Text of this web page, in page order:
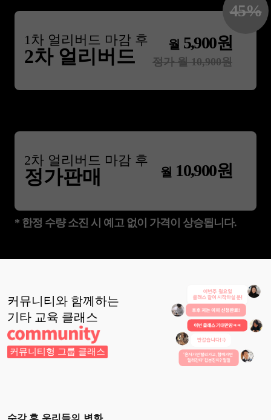
1 차 얼리버드 마감 후
2차 얼리버드
월 5,900원
정가 월10,900원
45%
2차 얼리버드 마감 후
정가판매 월 10,900원
* 한정 수량 소진 시 예고 없이 가격이 상승됩니다.
커뮤니티와 함께하는
기타 교육 클래스
커뮤니티형 그룹 클래스
수강 후 우리들의 변화